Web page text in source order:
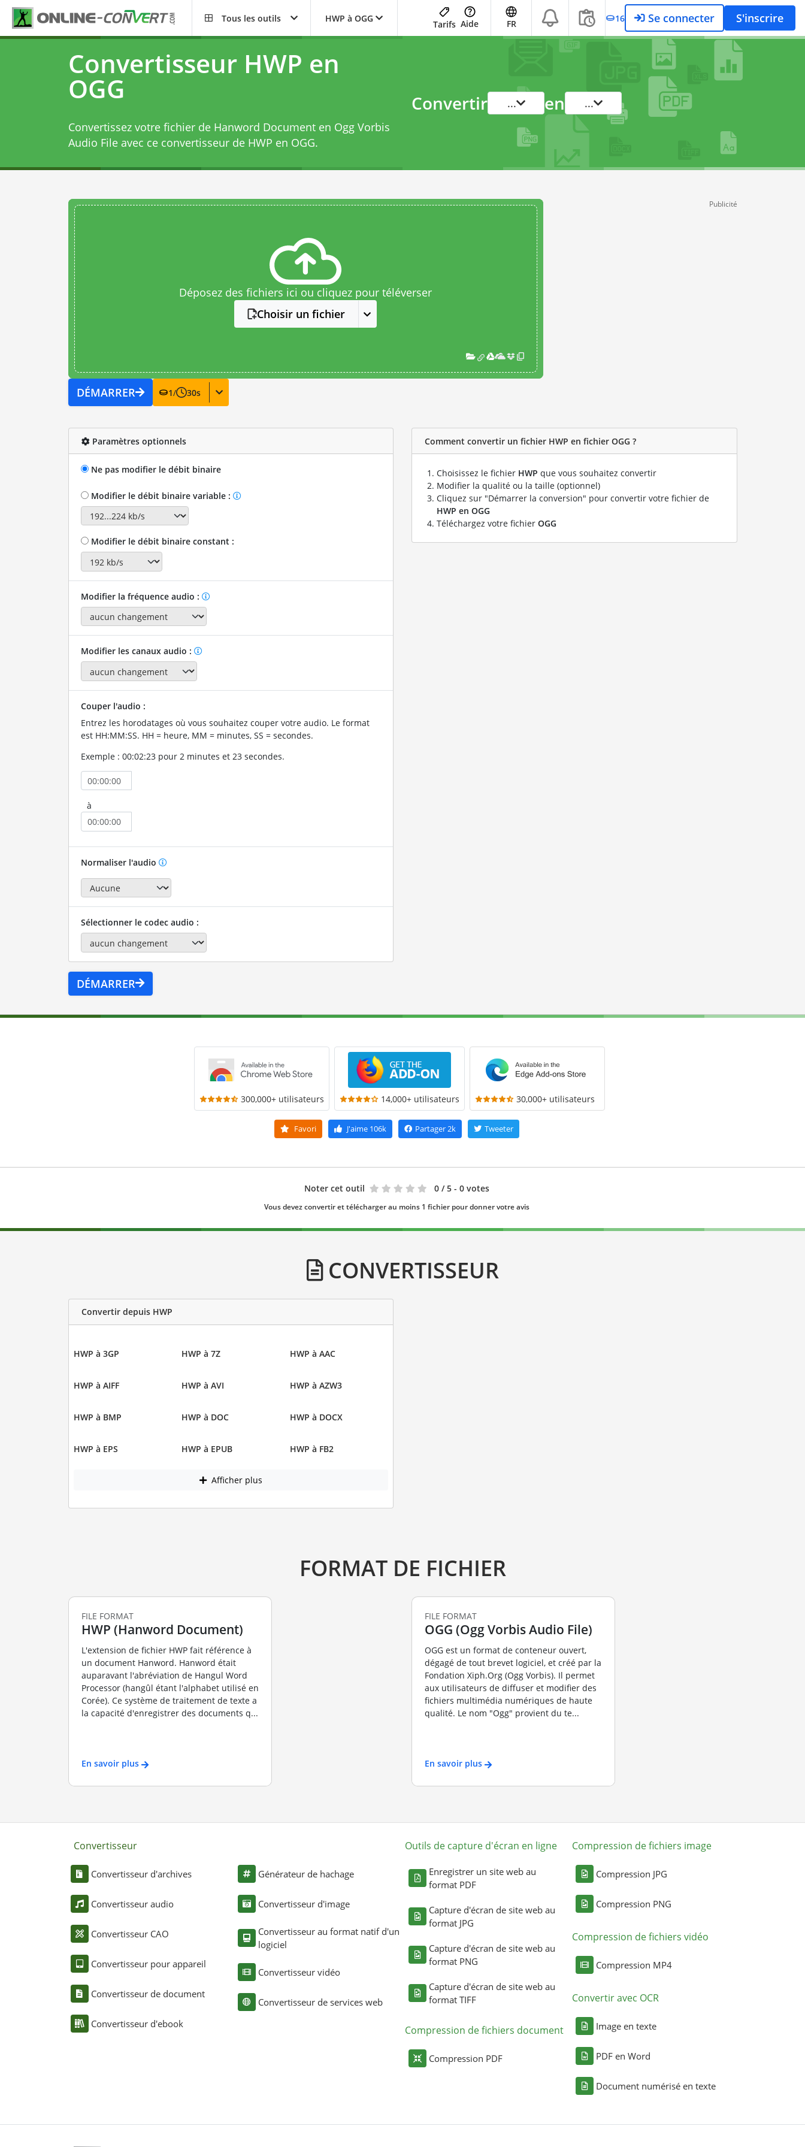
Tous les outils HWP à OGG
Tarifs Aide FR 16 Se connecter S'inscrire
Convertisseur HWP en
OGG
Convertissez votre fichier de Hanword Document en Ogg Vorbis
Audio File avec ce convertisseur de HWP en OGG.
Convertir ... en ...
Déposez des fichiers ici ou cliquez pour téléverser
Choisir un fichier
DÉMARRER 1/ 30s
Publicité
Paramètres optionnels
Ne pas modifier le débit binaire
Modifier le débit binaire variable :
Modifier le débit binaire constant :
Modifier la fréquence audio :
Modifier les canaux audio :
Couper l'audio :
Entrez les horodatages où vous souhaitez couper votre audio. Le format
est HH:MM:SS. HH = heure, MM = minutes, SS = secondes.
Exemple : 00:02:23 pour 2 minutes et 23 secondes.
à
Normaliser l'audio
Sélectionner le codec audio :
DÉMARRER
Comment convertir un fichier HWP en fichier OGG ?
Choisissez le fichier HWP que vous souhaitez convertir
Modifier la qualité ou la taille (optionnel)
Cliquez sur "Démarrer la conversion" pour convertir votre fichier de
HWP en OGG
Téléchargez votre fichier OGG
300,000+ utilisateurs 14,000+ utilisateurs 30,000+ utilisateurs
Favori J'aime106k Partager2k Tweeter
Noter cet outil 0 / 5 - 0 votes
Vous devez convertir et télécharger au moins 1 fichier pour donner votre avis
CONVERTISSEUR
Convertir depuis HWP
HWP à 3GP HWP à 7Z HWP à AAC
HWP à AIFF HWP à AVI HWP à AZW3
HWP à BMP HWP à DOC HWP à DOCX
HWP à EPS HWP à EPUB HWP à FB2
Afficher plus
FORMAT DE FICHIER
FILE FORMAT
HWP (Hanword Document)
L'extension de fichier HWP fait référence à
un document Hanword. Hanword était
auparavant l'abréviation de Hangul Word
Processor (hangûl étant l'alphabet utilisé en
Corée). Ce système de traitement de texte a
la capacité d'enregistrer des documents q...
En savoir plus
FILE FORMAT
OGG (Ogg Vorbis Audio File)
OGG est un format de conteneur ouvert,
dégagé de tout brevet logiciel, et créé par la
Fondation Xiph.Org (Ogg Vorbis). Il permet
aux utilisateurs de diffuser et modifier des
fichiers multimédia numériques de haute
qualité. Le nom "Ogg" provient du te...
En savoir plus
Convertisseur
Convertisseur d'archives
Convertisseur audio
Convertisseur CAO
Convertisseur pour appareil
Convertisseur de document
Convertisseur d'ebook
Générateur de hachage
Convertisseur d'image
Convertisseur au format natif d'un
logiciel
Convertisseur vidéo
Convertisseur de services web
Outils de capture d'écran en ligne
Enregistrer un site web au
format PDF
Capture d'écran de site web au
format JPG
Capture d'écran de site web au
format PNG
Capture d'écran de site web au
format TIFF
Compression de fichiers document
Compression PDF
Compression de fichiers image
Compression JPG
Compression PNG
Compression de fichiers vidéo
Compression MP4
Convertir avec OCR
Image en texte
PDF en Word
Document numérisé en texte